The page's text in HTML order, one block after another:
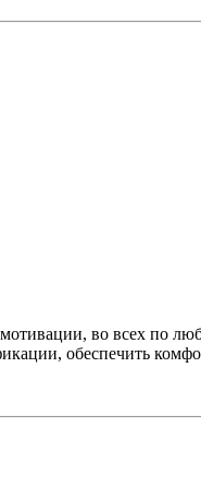
во всех по
обеспечить